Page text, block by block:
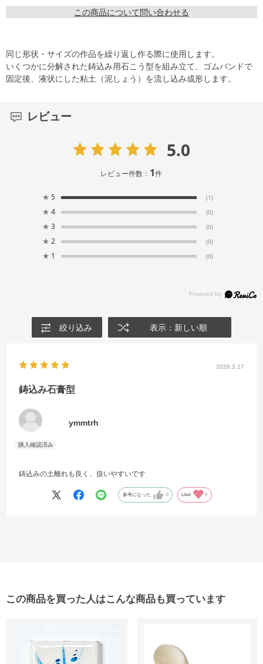
この商品について問い合わせる
同じ形状・サイズの作品を繰り返し作る際に使用します。
いくつかに分解された鋳込み用石こう型を組み立て、ゴムバンドで
固定後、液状にした粘土（泥しょう）を流し込み成形します。
レビュー
5.0
レビュー件数： 1件
★ 5 (1)
★ 4 (0)
★ 3 (0)
★ 2 (0)
★ 1 (0)
絞り込み 表示：新しい順
2026.3.17
鋳込み石膏型
ymmtrh
鋳込みの土離れも良く、扱いやすいです
参考になった 0 Like! 0
この商品を買った人はこんな商品も買っています